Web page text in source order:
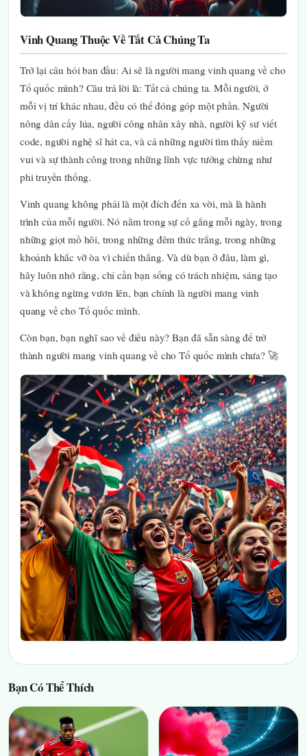
Vinh Quang Thuộc Về Tất Cả Chúng Ta
Trở lại câu hỏi ban đầu: Ai sẽ là người mang vinh quang về cho
Tổ quốc mình? Câu trả lời là: Tất cả chúng ta. Mỗi người, ở
mỗi vị trí khác nhau, đều có thể đóng góp một phần. Người
nông dân cấy lúa, người công nhân xây nhà, người kỹ sư viết
code, người nghệ sĩ hát ca, và cả những người tìm thấy niềm
vui và sự thành công trong những lĩnh vực tưởng chừng như
phi truyền thống.
Vinh quang không phải là một đích đến xa vời, mà là hành
trình của mỗi người. Nó nằm trong sự cố gắng mỗi ngày, trong
những giọt mồ hôi, trong những đêm thức trắng, trong những
khoảnh khắc vỡ òa vì chiến thắng. Và dù bạn ở đâu, làm gì,
hãy luôn nhớ rằng, chỉ cần bạn sống có trách nhiệm, sáng tạo
và không ngừng vươn lên, bạn chính là người mang vinh
quang về cho Tổ quốc mình.
Còn bạn, bạn nghĩ sao về điều này? Bạn đã sẵn sàng để trở
thành người mang vinh quang về cho Tổ quốc mình chưa? 🚀
Bạn Có Thể Thích